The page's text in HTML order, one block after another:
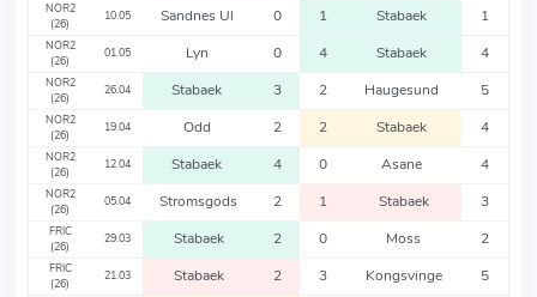
NOR2
(26)
10.05 Sandnes Ul 0 1 Stabaek 1
NOR2
(26)
01.05 Lyn 0 4 Stabaek 4
NOR2
(26)
26.04 Stabaek 3 2 Haugesund 5
NOR2
(26)
19.04 Odd 2 2 Stabaek 4
NOR2
(26)
12.04 Stabaek 4 0 Asane 4
NOR2
(26)
05.04 Stromsgods 2 1 Stabaek 3
FRIC
(26)
29.03 Stabaek 2 0 Moss 2
FRIC
(26)
21.03 Stabaek 2 3 Kongsvinge 5